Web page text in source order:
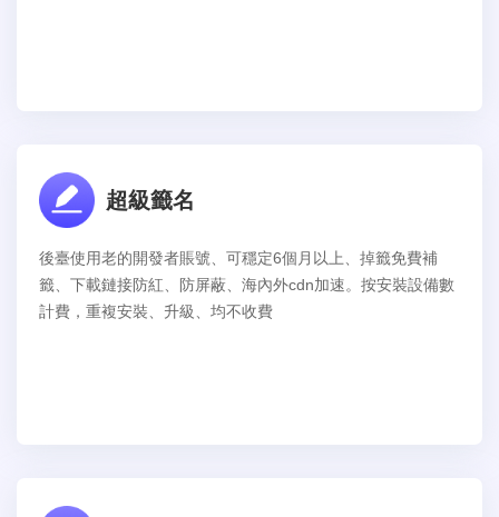
超級籤名
後臺使用老的開發者賬號、可穩定6個月以上、掉籤免費補
籤、下載鏈接防紅、防屏蔽、海內外cdn加速。按安裝設備數
計費，重複安裝、升級、均不收費